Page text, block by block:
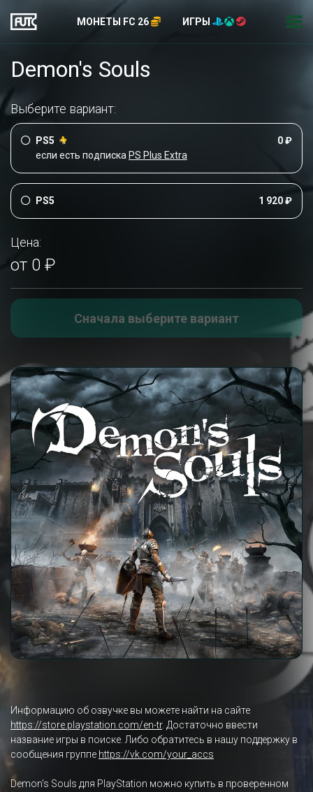
МОНЕТЫ FC 26 ИГРЫ
Demon's Souls
Выберите вариант:
PS5
если есть подписка PS Plus Extra
0 ₽
PS5 1 920 ₽
Цена:
от 0 ₽
Сначала выберите вариант
Информацию об озвучке вы можете найти на сайте
https://store.playstation.com/en-tr. Достаточно ввести
название игры в поиске. Либо обратитесь в нашу поддержку в
сообщения группе https://vk.com/your_accs
Demon's Souls для PlayStation можно купить в проверенном